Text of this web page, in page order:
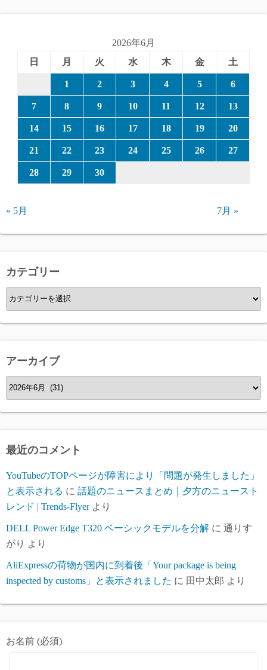
2026年6月
日
月 火 水 木 金 土
1 2 3 4 5 6
7 8 9 10 11 12 13
14 15 16 17 18 19 20
21 22 23 24 25 26 27
28 29 30
« 5月 7月 »
カテゴリー
カ
テ
ゴ
ー
アーカイブ
ア
ー
カ
ブ
最近のコメント
YouTubeのTOPページが障害により「問題が発生しました」
と表示される に 話題のニュースまとめ｜夕方のニュースト
レンド | Trends-Flyerより
DELL Power Edge T320 ベーシックモデルを分解 に 通りす
がり より
AliExpressの荷物が国内に到着後「Your package is being
inspected by customs」と表示されました に 田中太郎 より
お名前 (必須)